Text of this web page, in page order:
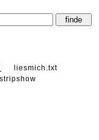
liesmich.txt
stripshow